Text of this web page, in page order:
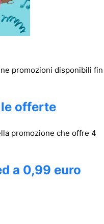
promozioni disponibili fin
offerte
promozione che offre 4
a 0,99 euro